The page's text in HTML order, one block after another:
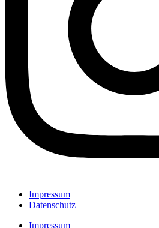
Impressum
Datenschutz
Impressum